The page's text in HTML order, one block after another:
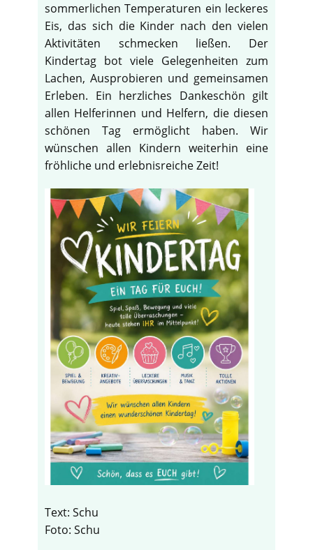
sommerlichen Temperaturen ein leckeres
Eis, das sich die Kinder nach den vielen
Aktivitäten schmecken ließen. Der
Kindertag bot viele Gelegenheiten zum
Lachen, Ausprobieren und gemeinsamen
Erleben. Ein herzliches Dankeschön gilt
allen Helferinnen und Helfern, die diesen
schönen Tag ermöglicht haben. Wir
wünschen allen Kindern weiterhin eine
fröhliche und erlebnisreiche Zeit!
Text: Schu
Foto: Schu